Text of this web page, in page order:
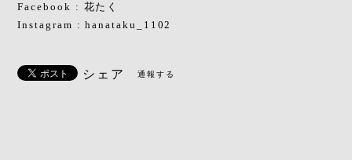
Facebook : 花たく
Instagram : hanataku_1102
シェア 通報する